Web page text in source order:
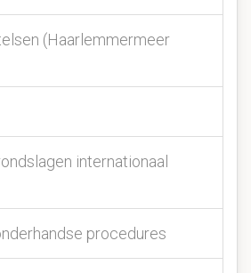
(Haarlemmermeer
internationaal
procedures